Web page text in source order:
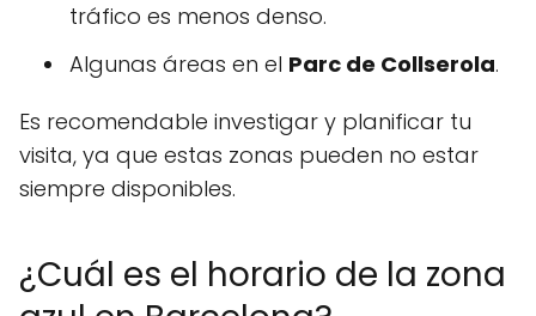
tráfico es menos denso.
Algunas áreas en el Parc de Collserola.
Es recomendable investigar y planificar tu
visita, ya que estas zonas pueden no estar
siempre disponibles.
¿Cuál es el horario de la zona